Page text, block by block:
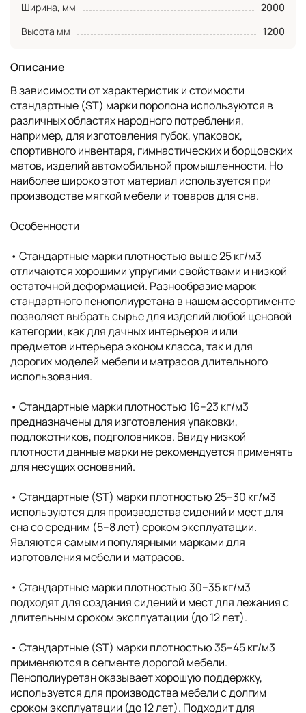
Описание
В зависимости от характеристик и стоимости
стандартные (ST) марки поролона используются в
различных областях народного потребления,
например, для изготовления губок, упаковок,
спортивного инвентаря, гимнастических и борцовских
матов, изделий автомобильной промышленности. Но
наиболее широко этот материал используется при
производстве мягкой мебели и товаров для сна.
Особенности
• Cтандартные марки плотностью выше 25 кг/м3
отличаются хорошими упругими свойствами и низкой
остаточной деформацией. Разнообразие марок
стандартного пенополиуретана в нашем ассортименте
позволяет выбрать сырье для изделий любой ценовой
категории, как для дачных интерьеров и или
предметов интерьера эконом класса, так и для
дорогих моделей мебели и матрасов длительного
использования.
• Cтандартные марки плотностью 16–23 кг/м3
предназначены для изготовления упаковки,
подлокотников, подголовников. Ввиду низкой
плотности данные марки не рекомендуется применять
для несущих оснований.
• Стандартные (ST) марки плотностью 25–30 кг/м3
используются для производства сидений и мест для
сна со средним (5–8 лет) сроком эксплуатации.
Являются самыми популярными марками для
изготовления мебели и матрасов.
• Стандартные марки плотностью 30–35 кг/м3
подходят для создания сидений и мест для лежания с
длительным сроком эксплуатации (до 12 лет).
• Стандартные (ST) марки плотностью 35–45 кг/м3
применяются в сегменте дорогой мебели.
Пенополиуретан оказывает хорошую поддержку,
используется для производства мебели с долгим
сроком эксплуатации (до 12 лет). Подходит для
Ширина, мм
2000
Высота мм
1200